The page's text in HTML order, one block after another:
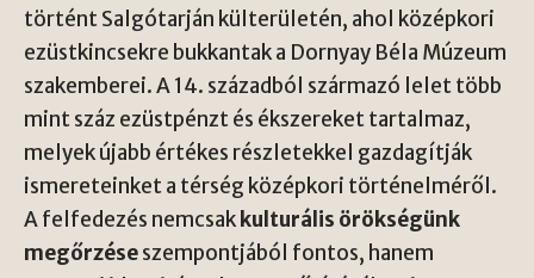
történt Salgótarján külterületén, ahol középkori
ezüstkincsekre bukkantak a Dornyay Béla Múzeum
szakemberei. A 14. századból származó lelet több
mint száz ezüstpénzt és ékszereket tartalmaz,
melyek újabb értékes részletekkel gazdagítják
ismereteinket a térség középkori történelméről.
A felfedezés nemcsak kulturális örökségünk
megőrzéseszempontjából fontos, hanem